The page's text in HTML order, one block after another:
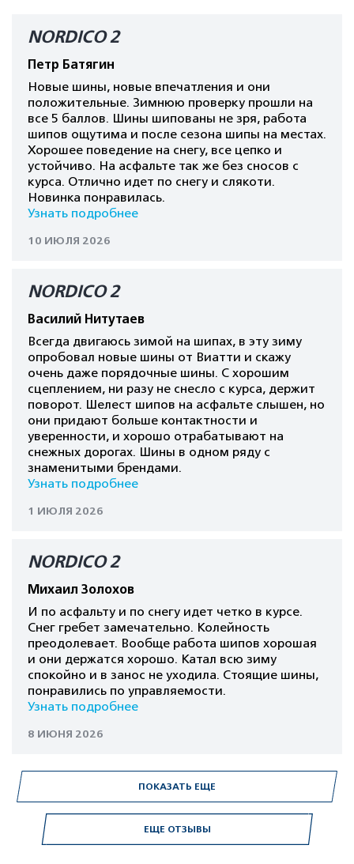
ЕЩЕ ОТЗЫВЫ
NORDICO 2
Петр Батягин
Новые шины, новые впечатления и они
положительные. Зимнюю проверку прошли на
все 5 баллов. Шины шипованы не зря, работа
шипов ощутима и после сезона шипы на местах.
Хорошее поведение на снегу, все цепко и
устойчиво. На асфальте так же без сносов с
курса. Отлично идет по снегу и слякоти.
Новинка понравилась.
Узнать подробнее
10 ИЮЛЯ 2026
NORDICO 2
Василий Нитутаев
Всегда двигаюсь зимой на шипах, в эту зиму
опробовал новые шины от Виатти и скажу
очень даже порядочные шины. С хорошим
сцеплением, ни разу не снесло с курса, держит
поворот. Шелест шипов на асфальте слышен, но
они придают больше контактности и
уверенности, и хорошо отрабатывают на
снежных дорогах. Шины в одном ряду с
знаменитыми брендами.
Узнать подробнее
1 ИЮЛЯ 2026
NORDICO 2
Михаил Золохов
И по асфальту и по снегу идет четко в курсе.
Снег гребет замечательно. Колейность
преодолевает. Вообще работа шипов хорошая
и они держатся хорошо. Катал всю зиму
спокойно и в занос не уходила. Стоящие шины,
понравились по управляемости.
Узнать подробнее
8 ИЮНЯ 2026
ПОКАЗАТЬ ЕЩЕ